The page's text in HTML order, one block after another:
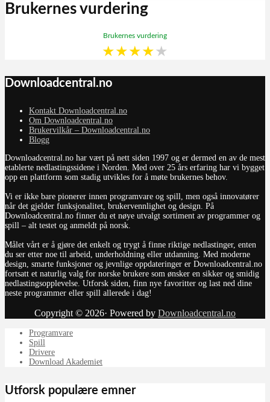
Brukernes vurdering
Brukernes vurdering
★★★★★
Downloadcentral.no
Kontakt Downloadcentral.no
Om Downloadcentral.no
Brukervilkår – Downloadcentral.no
Blogg
Downloadcentral.no har vært på nett siden 1997 og er dermed en av de mest
etablerte nedlastingssidene i Norden. Med over 25 års erfaring har vi bygget
opp en plattform som stadig utvikles for å møte brukernes behov.
Vi er ikke bare pionerer innen programvare og spill, men også innovatører
når det gjelder funksjonalitet, brukervennlighet og design. På
Downloadcentral.no finner du et nøye utvalgt sortiment av programmer og
spill – alt testet og anmeldt på norsk.
Målet vårt er å gjøre det enkelt og trygt å finne riktige nedlastinger, enten
du ser etter noe til arbeid, underholdning eller utdanning. Med moderne
design, smarte funksjoner og jevnlige oppdateringer er Downloadcentral.no
fortsatt et naturlig valg for norske brukere som ønsker en sikker og smidig
nedlastingsopplevelse. Utforsk siden, finn nye favoritter og last ned dine
neste programmer eller spill allerede i dag!
Copyright © 2026· Powered by Downloadcentral.no
Programvare
Spill
Drivere
Download Akademiet
Utforsk populære emner